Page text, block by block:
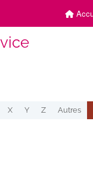
X Y Z Autres